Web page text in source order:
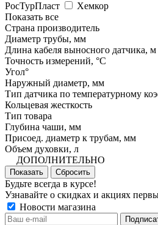
РосТурПласт
Хемкор
Показать все
Страна производитель
Диаметр трубы, мм
Длина кабеля выносного датчика, м
Точность измерений, °C
Угол°
Наружный диаметр, мм
Тип датчика по температурному
Кольцевая жесткость
Тип товара
Глубина чаши, мм
Присоед. диаметр к трубам, мм
Объем духовки, л
ДОПОЛНИТЕЛЬНО
Показать Сбросить
Будьте всегда в курсе!
Узнавайте о скидках и акциях
Новости магазина